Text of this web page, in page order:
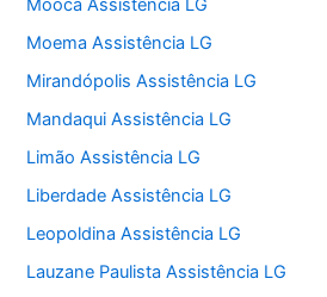
Mooca Assistência LG
Moema Assistência LG
Mirandópolis Assistência LG
Mandaqui Assistência LG
Limão Assistência LG
Liberdade Assistência LG
Leopoldina Assistência LG
Lauzane Paulista Assistência LG